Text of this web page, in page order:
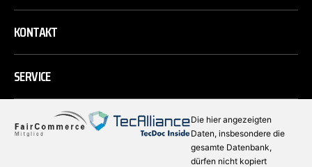
KONTAKT
SERVICE
Die hier angezeigten
Daten, insbesondere die
gesamte Datenbank,
dürfen nicht kopiert